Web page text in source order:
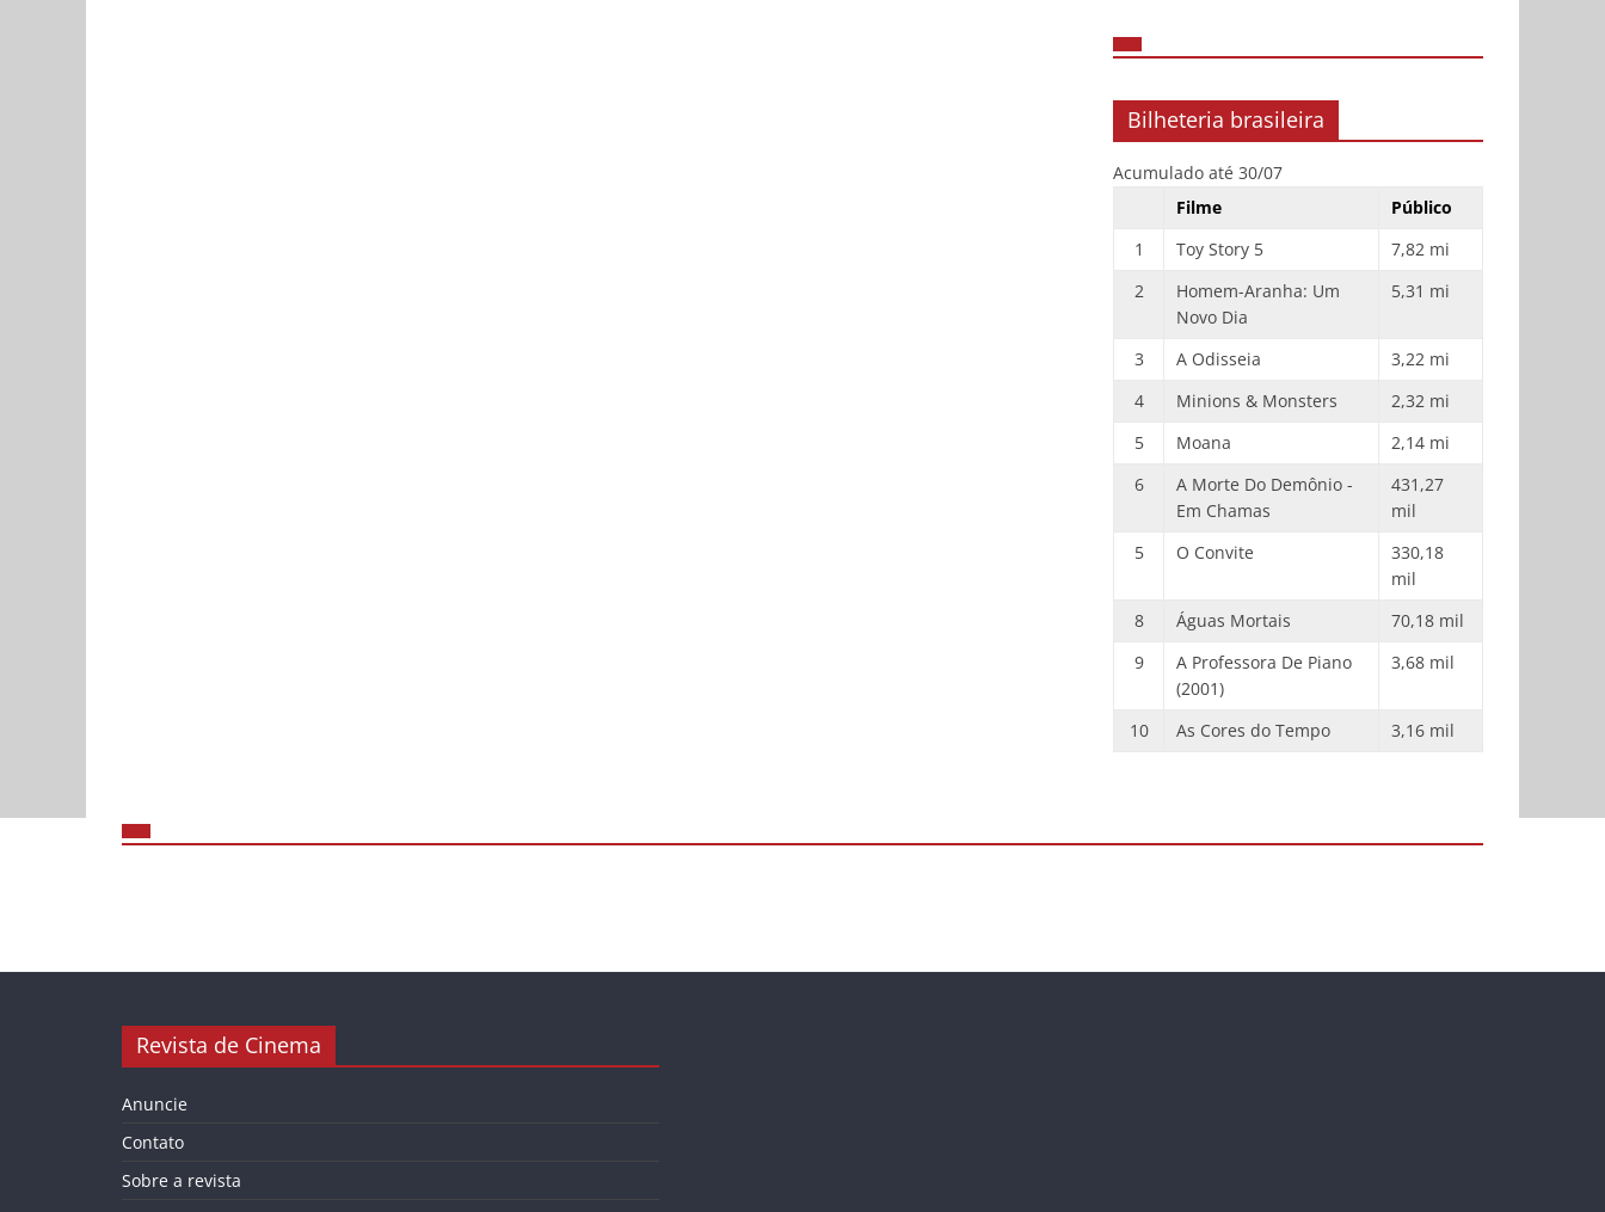
Bilheteria brasileira
Acumulado até 30/07
Filme
Público
1
Toy Story 5
7,82 mi
2
Homem-Aranha: Um
Novo Dia
5,31 mi
3 A Odisseia
3,22 mi
4
Minions & Monsters
2,32 mi
5
Moana
2,14 mi
6
A Morte Do Demônio -
Em Chamas
431,27
mil
5
O Convite
330,18
mil
8
Águas Mortais
70,18 mil
9
A Professora De Piano
(2001)
3,68 mil
10 As Cores do Tempo 3,16 mil
Revista de Cinema
Anuncie
Contato
Sobre a revista